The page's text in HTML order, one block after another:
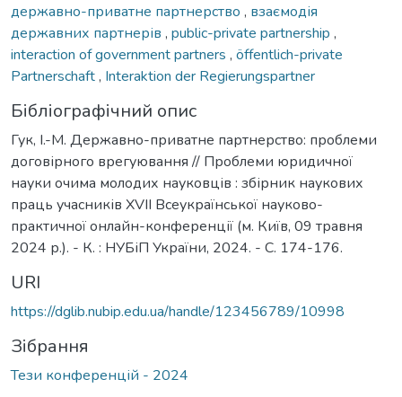
державно-приватне партнерство , взаємодія
державних партнерів , public-private partnership ,
interaction of government partners , öffentlich-private
Partnerschaft, Interaktion der Regierungspartner
Бібліографічний опис
Гук, І.-М. Державно-приватне партнерство: проблеми
договірного врегуювання // Проблеми юридичної
науки очима молодих науковців : збірник наукових
праць учасників ХVІI Всеукраїнської науково-
практичної онлайн-конференції (м. Київ, 09 травня
2024 р.). - К. : НУБіП України, 2024. - С. 174-176.
URI
https://dglib.nubip.edu.ua/handle/123456789/10998
Зібрання
Тези конференцій - 2024